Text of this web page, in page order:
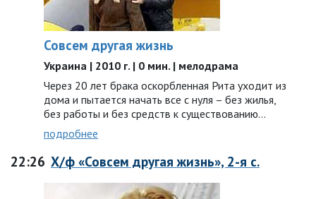
Совсем другая жизнь
Украина | 2010 г. | 0 мин. | мелодрама
Через 20 лет брака оскорбленная Рита уходит из
дома и пытается начать все с нуля – без жилья,
без работы и без средств к существованию...
подробнее
22:26 Х/ф «Совсем другая жизнь», 2-я с.